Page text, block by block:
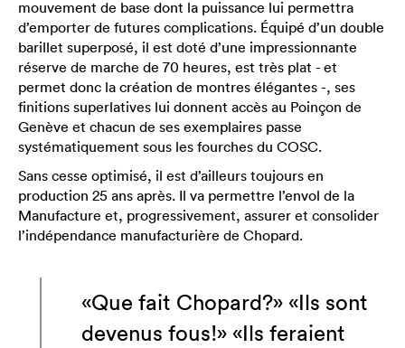
mouvement de base dont la puissance lui permettra
d’emporter de futures complications. Équipé d’un double
barillet superposé, il est doté d’une impressionnante
réserve de marche de 70 heures, est très plat - et
permet donc la création de montres élégantes -, ses
finitions superlatives lui donnent accès au Poinçon de
Genève et chacun de ses exemplaires passe
systématiquement sous les fourches du COSC.
Sans cesse optimisé, il est d’ailleurs toujours en
production 25 ans après. Il va permettre l’envol de la
Manufacture et, progressivement, assurer et consolider
l’indépendance manufacturière de Chopard.
«Que fait Chopard?» «Ils sont
devenus fous!» «Ils feraient